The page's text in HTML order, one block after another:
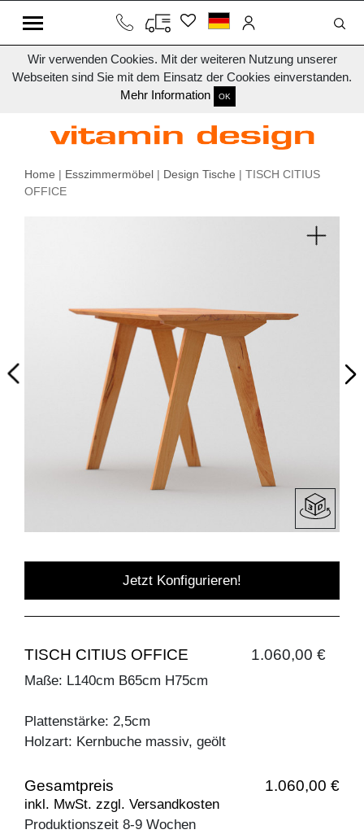
Wir verwenden Cookies. Mit der weiteren Nutzung unserer
Webseiten sind Sie mit dem Einsatz der Cookies einverstanden.
Mehr Information
OK
Home | Esszimmermöbel | Design Tische | TISCH CITIUS
OFFICE
Jetzt Konfigurieren!
TISCH CITIUS OFFICE 1.060,00 €
Maße: L140cm B65cm H75cm
Plattenstärke: 2,5cm
Holzart: Kernbuche massiv, geölt
Gesamtpreis 1.060,00 €
inkl. MwSt. zzgl. Versandkosten
Produktionszeit 8-9 Wochen